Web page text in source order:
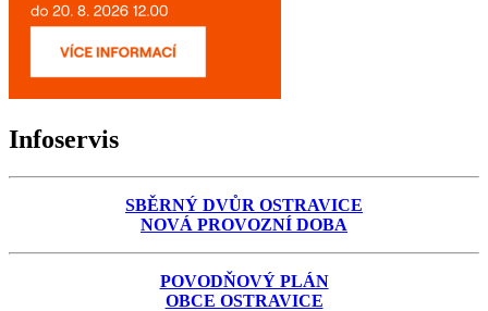
Infoservis
SBĚRNÝ DVŮR OSTRAVICE
NOVÁ PROVOZNÍ DOBA
POVODŇOVÝ PLÁN
OBCE OSTRAVICE